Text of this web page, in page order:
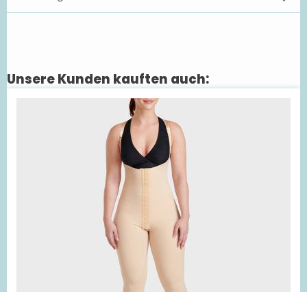
Produktgalerie überspringen
Unsere Kunden kauften auch: